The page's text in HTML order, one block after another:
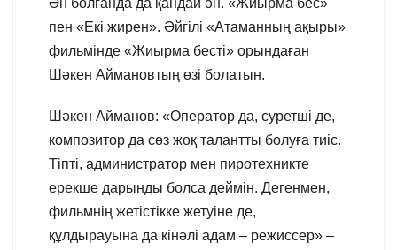
пен «Екі жирен». Әйгілі «Атаманның ақыры»
фильмінде «Жиырма бесті» орындаған
Шәкен Аймановтың өзі болатын.
Шәкен Айманов: «Оператор да, суретші де,
композитор да сөз жоқ талантты болуға тиіс.
Тіпті, администратор мен пиротехникте
ерекше дарынды болса деймін. Дегенмен,
фильмнің жетістікке жетуіне де,
құлдырауына да кінәлі адам – режиссер» –